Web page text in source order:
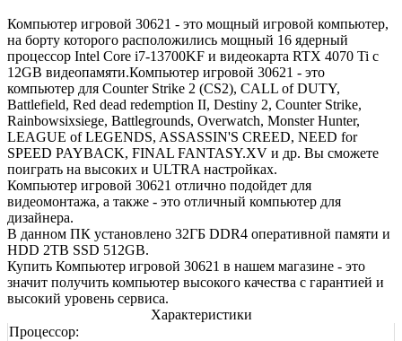
Компьютер игровой 30621 - это мощный игровой компьютер,
на борту которого расположились мощный 16 ядерный
процессор Intel Core i7-13700KF и видеокарта RTX 4070 Ti с
12GB видеопамяти.Компьютер игровой 30621 - это
компьютер для Counter Strike 2 (CS2), CALL of DUTY,
Battlefield, Red dead redemption II, Destiny 2, Counter Strike,
Rainbowsixsiege, Battlegrounds, Overwatch, Monster Hunter,
LEAGUE of LEGENDS, ASSASSIN'S CREED, NEED for
SPEED PAYBACK, FINAL FANTASY.XV и др. Вы сможете
поиграть на высоких и ULTRA настройках.
Компьютер игровой 30621 отлично подойдет для
видеомонтажа, а также - это отличный компьютер для
дизайнера.
В данном ПК установлено 32ГБ DDR4 оперативной памяти и
HDD 2TB SSD 512GB.
Купить Компьютер игровой 30621 в нашем магазине - это
значит получить компьютер высокого качества с гарантией и
высокий уровень сервиса.
Характеристики
Процессор: